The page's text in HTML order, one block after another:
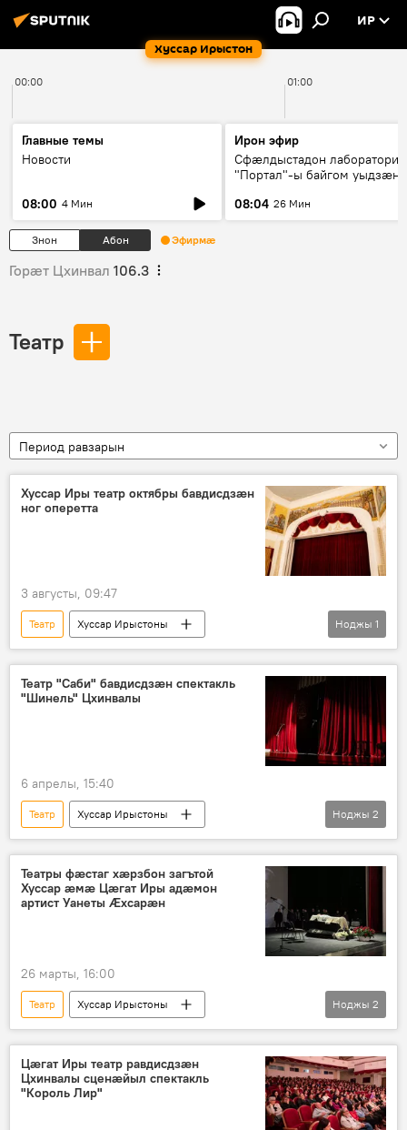
Хуссар Ирыстон
ИР
00:00 01:00
Главные темы
Новости
08:00 4 Мин
Ирон эфир
Сфæлдыстадон лаборатори
"Портал"-ы байгом уыдзæн
Æхсары куыстыты равдыст
08:04 26 Мин
Знон Абон Эфирмæ
Горӕт Цхинвал 106.3
Театр
Период равзарын
Хуссар Иры театр октябры бавдисдзӕн
ног оперетта
3 августы, 09:47
Театр
Хуссар Ирыстоны
Ног хабӕрттӕ
Аивад
Ноджы 1
Театр "Саби" бавдисдзӕн спектакль
"Шинель" Цхинвалы
6 апрелы, 15:40
Театр
Хуссар Ирыстоны
Ног хабӕрттӕ
Цӕгат Ирыстон
Культурӕ
Ноджы 2
Театры фӕстаг хӕрзбон загътой
Хуссар ӕмӕ Цӕгат Иры адӕмон
артист Уанеты Ӕхсарӕн
26 марты, 16:00
Театр
Хуссар Ирыстоны
Ног хабӕрттӕ
Культурӕ Аивад
Ноджы 2
Цæгат Иры театр равдисдзæн
Цхинвалы сценæйыл спектакль
"Король Лир"